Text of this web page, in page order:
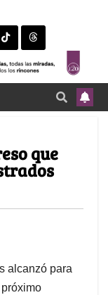
que
alcanzó para